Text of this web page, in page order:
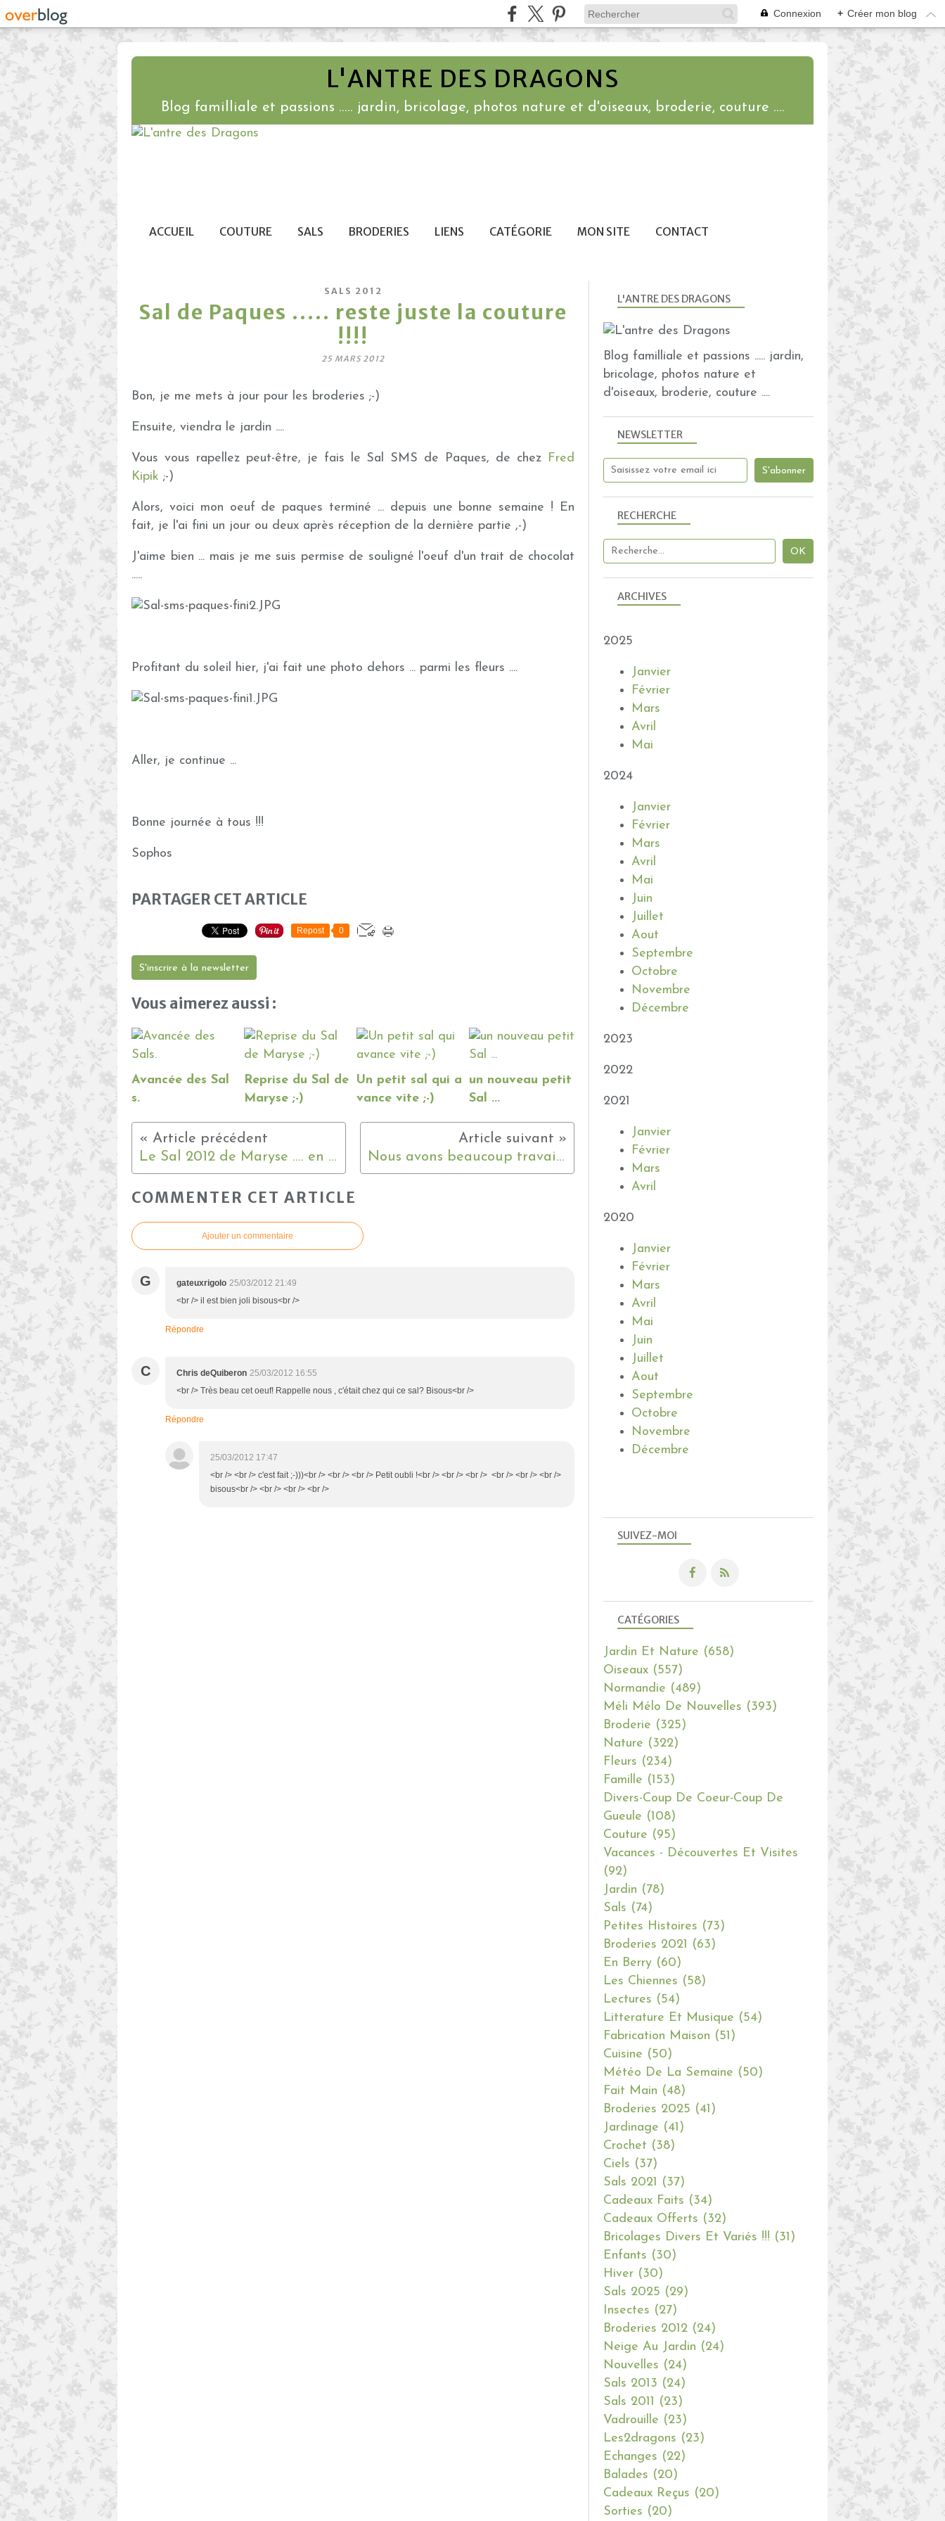
Connexion + Créer mon blog
L'ANTRE DES DRAGONS
Blog familliale et passions ..... jardin, bricolage, photos nature et d'oiseaux, broderie, couture ....
ACCUEIL COUTURE SALS BRODERIES LIENS CATÉGORIE MON SITE CONTACT
SALS 2012
Sal de Paques ..... reste juste la couture
!!!!
25 MARS 2012
Bon, je me mets à jour pour les broderies ;-)
Ensuite, viendra le jardin ....
Vous vous rapellez peut-être, je fais le Sal SMS de Paques, de chez Fred
Kipik ;-)
Alors, voici mon oeuf de paques terminé ... depuis une bonne semaine ! En
fait, je l'ai fini un jour ou deux après réception de la dernière partie ,-)
J'aime bien ... mais je me suis permise de souligné l'oeuf d'un trait de chocolat
.....
Profitant du soleil hier, j'ai fait une photo dehors ... parmi les fleurs ....
Aller, je continue ...
Bonne journée à tous !!!
Sophos
PARTAGER CET ARTICLE
Repost 0
S'inscrire à la newsletter
Vous aimerez aussi :
Avancée des Sal
s.
Reprise du Sal de
Maryse ;-)
Un petit sal qui a
vance vite ;-)
un nouveau petit
Sal ...
Le Sal 2012 de Maryse .... en avant ! Nous avons beaucoup travaillé au jardin .....
COMMENTER CET ARTICLE
Ajouter un commentaire
G gateuxrigolo 25/03/2012 21:49
<br /> il est bien joli bisous<br />
Répondre
C Chris deQuiberon 25/03/2012 16:55
<br /> Très beau cet oeuf! Rappelle nous , c'était chez qui ce sal? Bisous<br />
Répondre
25/03/2012 17:47
<br /> <br /> c'est fait ;-)))<br /> <br /> <br /> Petit oubli !<br /> <br /> <br /> <br /> <br /> <br />
bisous<br /> <br /> <br /> <br />
NEWSLETTER
SUIVEZ-MOI
RECHERCHE
L'ANTRE DES DRAGONS
Blog familliale et passions ..... jardin,
bricolage, photos nature et
d'oiseaux, broderie, couture ....
CATÉGORIES
Jardin Et Nature (658)
Oiseaux (557)
Normandie (489)
Méli Mélo De Nouvelles (393)
Broderie (325)
Nature (322)
Fleurs (234)
Famille (153)
Divers-Coup De Coeur-Coup De
Gueule (108)
Couture (95)
Vacances - Découvertes Et Visites
(92)
Jardin (78)
Sals (74)
Petites Histoires (73)
Broderies 2021
(63)
En Berry (60)
Les Chiennes (58)
Lectures (54)
Litterature Et Musique (54)
Fabrication Maison (51)
Cuisine (50)
Météo De La Semaine (50)
Fait Main (48)
Broderies 2025 (41)
Jardinage (41)
Crochet (38)
Ciels (37)
Sals 2021
(37)
Cadeaux Faits (34)
Cadeaux Offerts (32)
Bricolages Divers Et Variés !!! (31)
Enfants (30)
Hiver (30)
Sals 2025 (29)
Insectes (27)
Broderies 2012 (24)
Neige Au Jardin (24)
Nouvelles (24)
Sals 2013 (24)
Sals 2011
(23)
Vadrouille (23)
Les2dragons (23)
Echanges (22)
Balades (20)
Cadeaux Reçus (20)
Sorties (20)
ARCHIVES
2025
Janvier
Février
Mars
Avril
Mai
2024
Janvier
Février
Mars
Avril
Mai
Juin
Juillet
Aout
Septembre
Octobre
Novembre
Décembre
2023
2022
2021
Janvier
Février
Mars
Avril
2020
Janvier
Février
Mars
Avril
Mai
Juin
Juillet
Aout
Septembre
Octobre
Novembre
Décembre